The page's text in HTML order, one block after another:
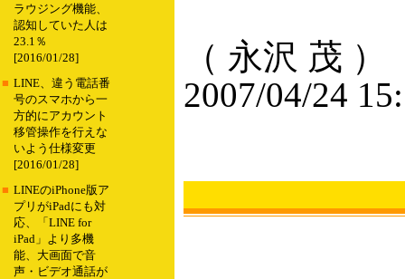
ラウジング機能、
認知していた人は
23.1％
[2016/01/28]
■ LINE、違う電話番
号のスマホから一
方的にアカウント
移管操作を行えな
いよう仕様変更
[2016/01/28]
■ LINEのiPhone版ア
プリがiPadにも対
応、「LINE for
iPad」より多機
能、大画面で音
声・ビデオ通話が
（ 永沢 茂 ）
2007/04/24